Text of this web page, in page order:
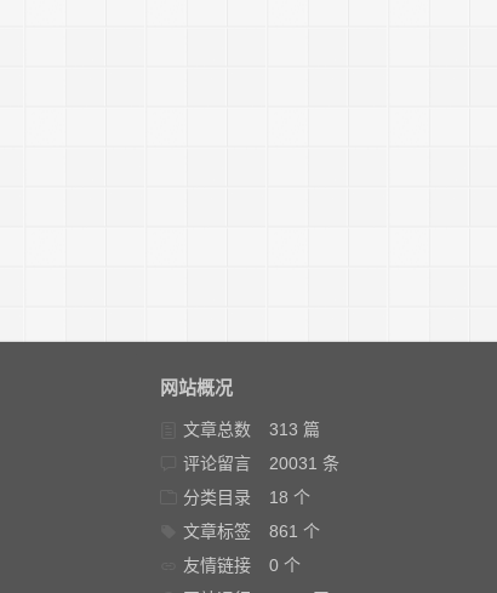
网站概况
文章总数
313 篇
评论留言
20031 条
分类目录
18 个
文章标签
861 个
友情链接
0 个